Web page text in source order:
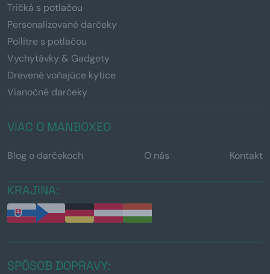
Tričká s potlačou
Personalizované darčeky
Pollitre s potlačou
Vychytávky & Gadgety
Drevené voňajúce kytice
Vianočné darčeky
VIAC O MANBOXEO
Blog o darčekoch O nás Kontakt
KRAJINA:
SPÔSOB DOPRAVY: